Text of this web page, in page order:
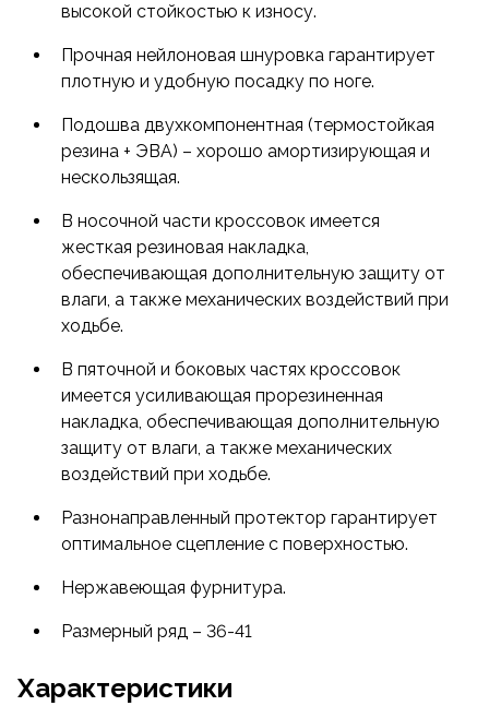
высокой стойкостью к износу.
Прочная нейлоновая шнуровка гарантирует
плотную и удобную посадку по ноге.
Подошва двухкомпонентная (термостойкая
резина + ЭВА) – хорошо амортизирующая и
нескользящая.
В носочной части кроссовок имеется
жесткая резиновая накладка,
обеспечивающая дополнительную защиту от
влаги, а также механических воздействий при
ходьбе.
В пяточной и боковых частях кроссовок
имеется усиливающая прорезиненная
накладка, обеспечивающая дополнительную
защиту от влаги, а также механических
воздействий при ходьбе.
Разнонаправленный протектор гарантирует
оптимальное сцепление с поверхностью.
Нержавеющая фурнитура.
Размерный ряд – 36-41
Характеристики